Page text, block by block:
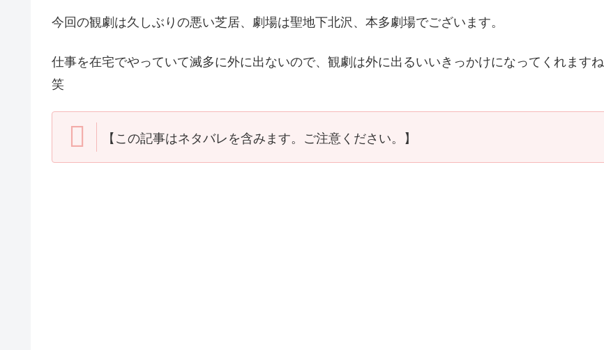
今回の観劇は久しぶりの悪い芝居、劇場は聖地下北沢、本多劇場でございます。
仕事を在宅でやっていて滅多に外に出ないので、観劇は外に出るいいきっかけになってくれますね
笑
【この記事はネタバレを含みます。ご注意ください。】